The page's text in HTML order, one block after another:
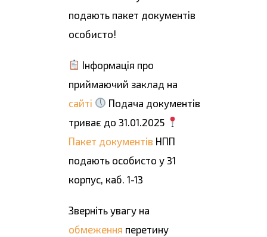
подають пакет документів
особисто!
Інформація про
приймаючий заклад на
сайті
Подача документів
триває до 31.01.2025
Пакет документів НПП
подають особисто у 31
корпус, каб. 1-13
Зверніть увагу на
обмеження перетину